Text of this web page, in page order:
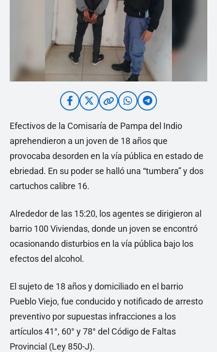
Efectivos de la Comisaría de Pampa del Indio
aprehendieron a un joven de 18 años que
provocaba desorden en la vía pública en estado de
ebriedad. En su poder se halló una “tumbera” y dos
cartuchos calibre 16.
Alrededor de las 15:20, los agentes se dirigieron al
barrio 100 Viviendas, donde un joven se encontró
ocasionando disturbios en la vía pública bajo los
efectos del alcohol.
El sujeto de 18 años y domiciliado en el barrio
Pueblo Viejo, fue conducido y notificado de arresto
preventivo por supuestas infracciones a los
artículos 41°, 60° y 78° del Código de Faltas
Provincial (Ley 850-J).